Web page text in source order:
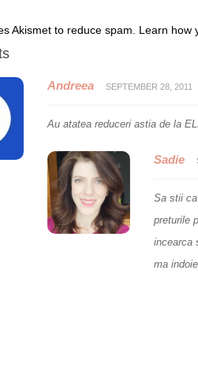
Akismet to reduce spam. Learn how
Andreea SEPTEMBER 28, 2011
Au atatea reduceri astia de la
Sadie
Sa stii
preturile
incearca
ma